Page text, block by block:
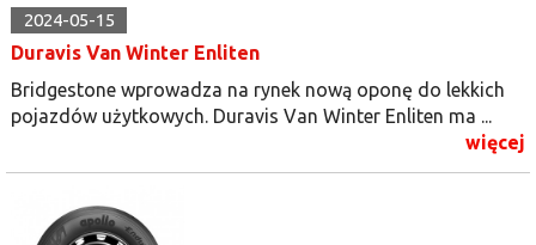
2024-05-15
Duravis Van Winter Enliten
Bridgestone wprowadza na rynek nową oponę do lekkich
pojazdów użytkowych. Duravis Van Winter Enliten ma ...
więcej